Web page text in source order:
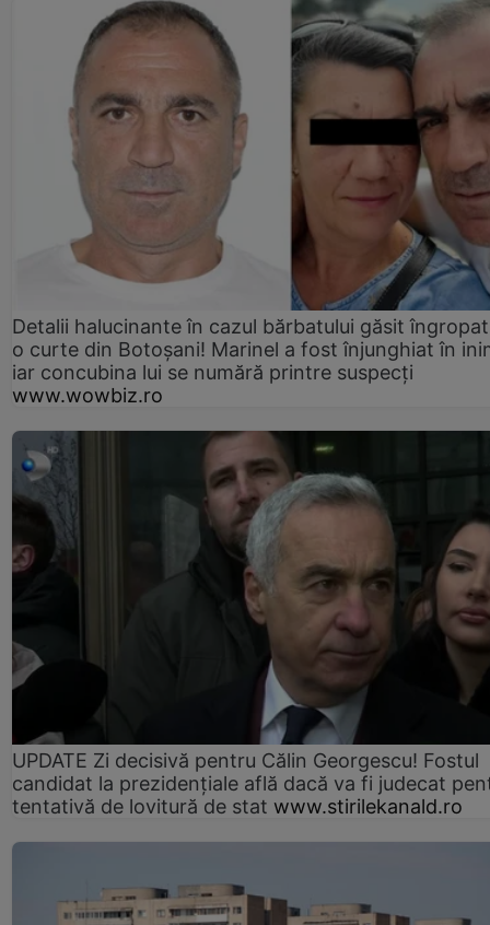
Detalii halucinante în cazul bărbatului găsit
o curte din Botoșani! Marinel a fost înjunghiat în
iar concubina lui se numără printre suspecți
www.wowbiz.ro
UPDATE Zi decisivă pentru Călin Georgescu! Fostul
candidat la prezidențiale află dacă va fi judecat
tentativă de lovitură de stat www.stirilekanald.ro